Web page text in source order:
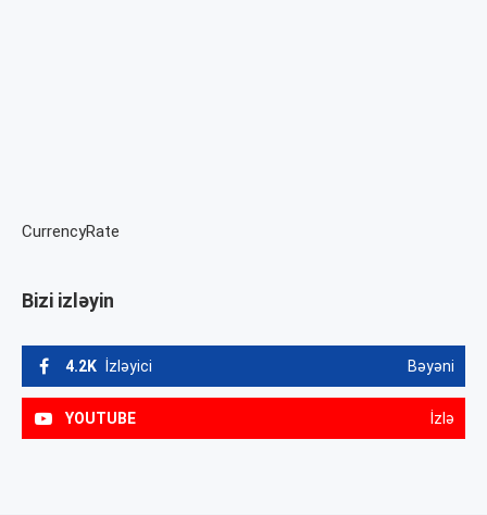
CurrencyRate
Bizi izləyin
4.2K İzləyici Bəyəni
YOUTUBE İzlə